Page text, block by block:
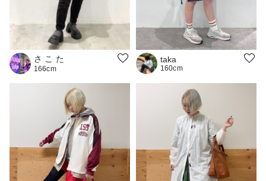
さ こ た
166cm
taka
160cm